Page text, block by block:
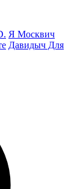
Я Москвич
Давидыч Для